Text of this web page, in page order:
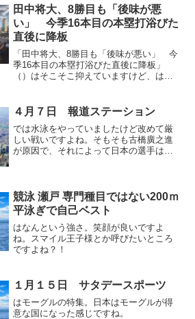
っていたのですが、まさにその通りの状
況になりました。攻撃は単...
田中将大、8勝目も「後味が悪
い」 今季16本目の本塁打浴びた
直後に降板
「田中将大、8勝目も「後味が悪い」 今
季16本目の本塁打浴びた直後に降板」
（）はそこそこ抑えていますけど、はや
と肋骨の間がかなり割れていて、体幹上
部が投石器のようでした...
４月７日 報道ステーション
では水泳をやっていましたけど改めて厳
しい戦いですよね。そもそも古橋廣之進
が原因で、それによって日本の選手はオ
競泳 瀬戸 専門種目ではない200ｍ
平泳ぎで自己ベスト
はなんという強さ。笑顔が良いですよ
ね。スマイル王子様とか呼びたいところ
ですよね？！
１月１５日 サタデースポーツ
はモーグルの特集。日本はモーグルが得
意な国になった感じですね。